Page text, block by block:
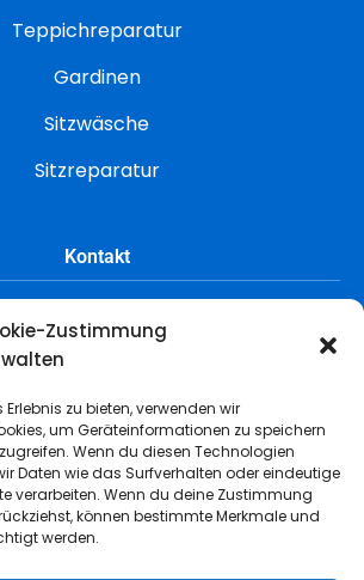
Zustimmung
zu bieten, verwenden wir
um Geräteinformationen zu speichern
Wenn du diesen Technologien
Daten wie das Surfverhalten oder eindeutige
verarbeiten. Wenn du deine Zustimmung
können bestimmte Merkmale und
werden.
Teppichreparatur
Gardinen
Sitzwäsche
Sitzreparatur
Kontakt
+49 178 522 0746
wajir.de
Rather Kreuzweg 64
40472 Düsseldorf
- Fr. von 08:00 - 22:00 Uhr